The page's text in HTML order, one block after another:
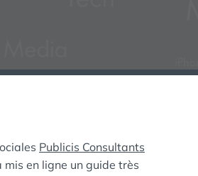
D
Publicis Consultants
mis en ligne un guide très